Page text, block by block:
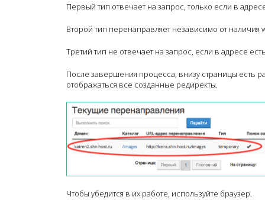
Первый тип отвечает на запрос, только если в
Второй тип перенаправляет независимо от наличия
Третий тип не отвечает на запрос, если в адресе
После завершения процесса, внизу страницы есть
отображаться все созданные редиректы.
Чтобы убедится в их работе, используйте браузер.